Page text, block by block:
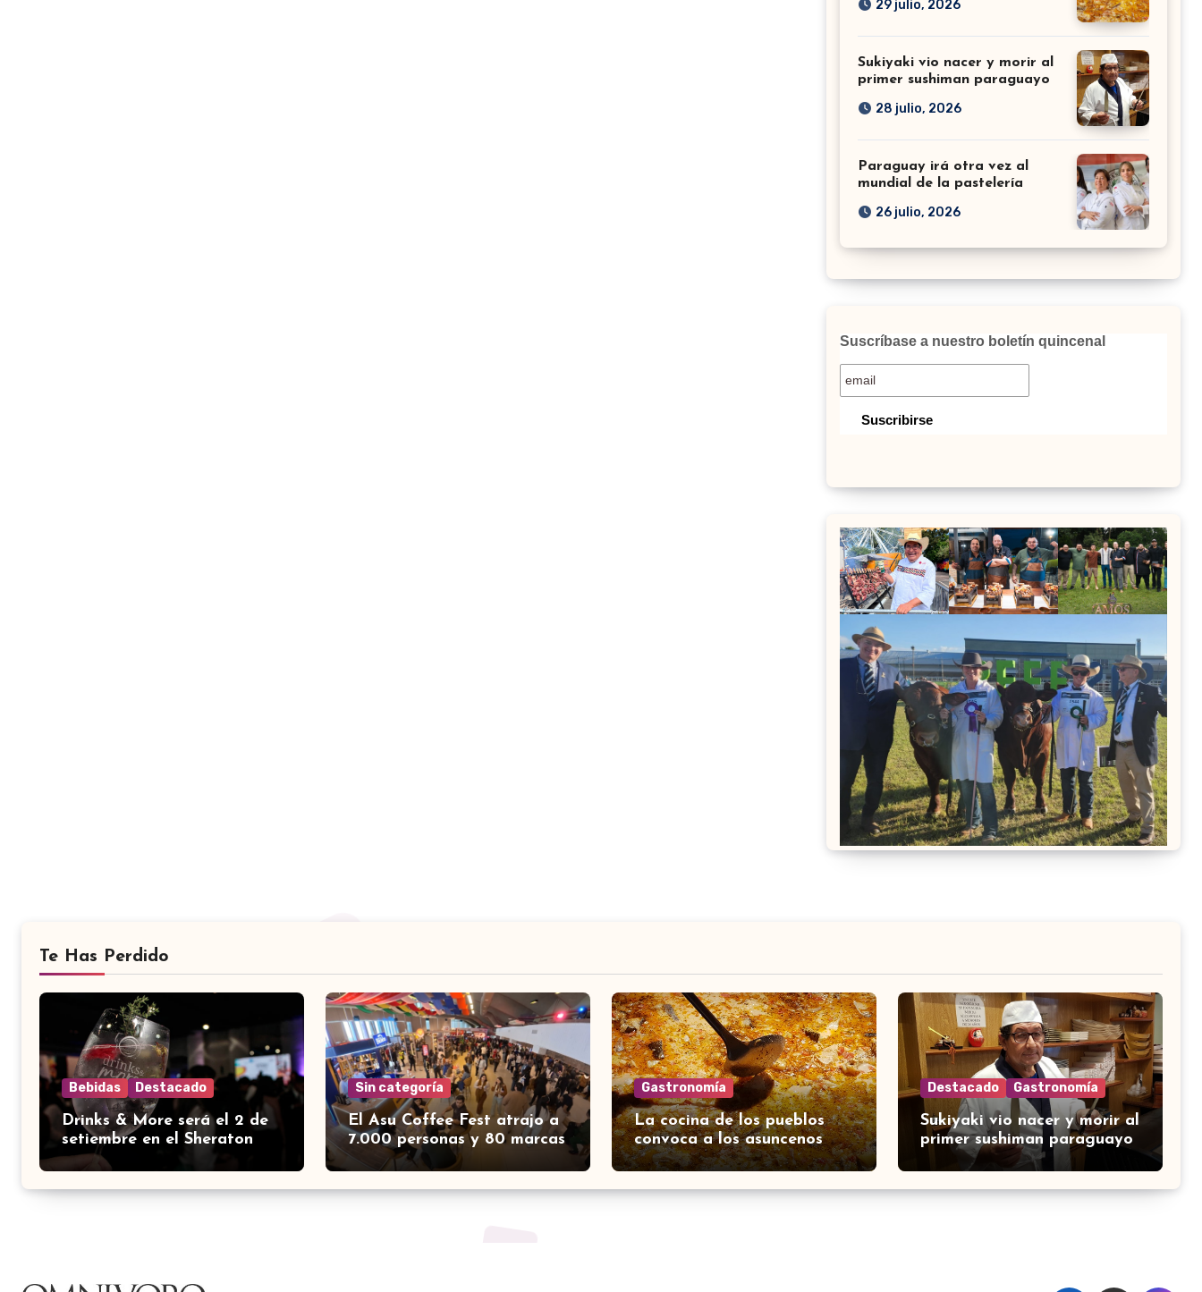
29 julio, 2026
Sukiyaki vio nacer y morir al
primer sushiman paraguayo
28 julio, 2026
Paraguay irá otra vez al
mundial de la pastelería
26 julio, 2026
Suscríbase a nuestro boletín quincenal
Te Has Perdido
Bebidas Destacado
Drinks & More será el 2 de
setiembre en el Sheraton
Sin categoría
El Asu Coffee Fest atrajo a
7.000 personas y 80 marcas
Gastronomía
La cocina de los pueblos
convoca a los asuncenos
Destacado Gastronomía
Sukiyaki vio nacer y morir al
primer sushiman paraguayo